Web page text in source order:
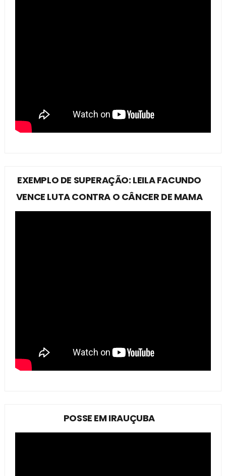
EXEMPLO DE SUPERAÇÃO: LEILA FACUNDO
VENCE LUTA CONTRA O CÂNCER DE MAMA
POSSE EM IRAUÇUBA